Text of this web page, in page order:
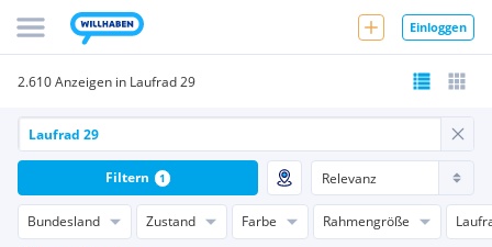
Einloggen
2.610 Anzeigen in Laufrad 29
Bundesland Zustand Farbe Rahmengröße
Filtern 1